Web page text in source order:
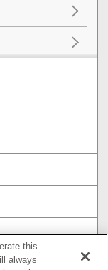
this
always